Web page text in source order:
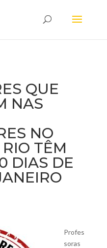
QUE
NAS
NO
TÊM
DIAS DE
Profes
soras